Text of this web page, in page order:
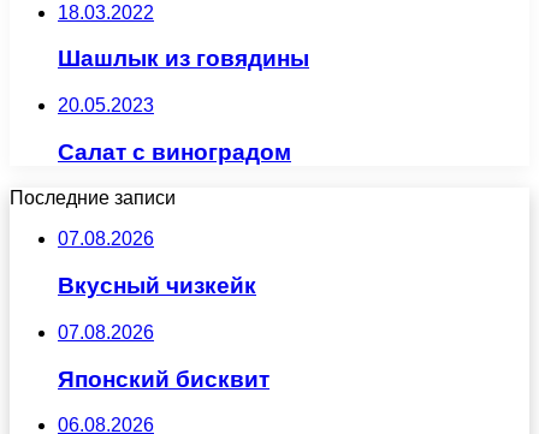
18.03.2022
Шашлык из говядины
20.05.2023
Салат с виноградом
Последние записи
07.08.2026
Вкусный чизкейк
07.08.2026
Японский бисквит
06.08.2026